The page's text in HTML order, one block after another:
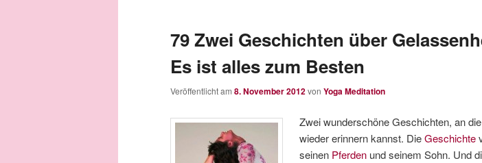
79 Zwei Geschichten über
Es ist alles zum Besten
Veröffentlicht am 8. November 2012von Yoga Meditation
Zwei wunderschöne Geschichten, an
wieder erinnern kannst. DieGeschichte
seinen Pferden und seinem Sohn. Und